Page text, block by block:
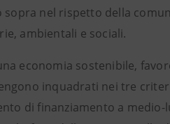
nel rispetto della
ambientali e sociali.
economia sostenibile,
inquadrati nei tre
di finanziamento a